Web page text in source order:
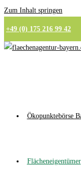
Zum Inhalt springen
+49 (0) 175 216 99 42
Ökopunktebörse
Flächeneigentümer